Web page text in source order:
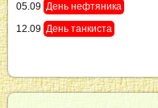
05.09 День нефтяника
12.09 День танкиста